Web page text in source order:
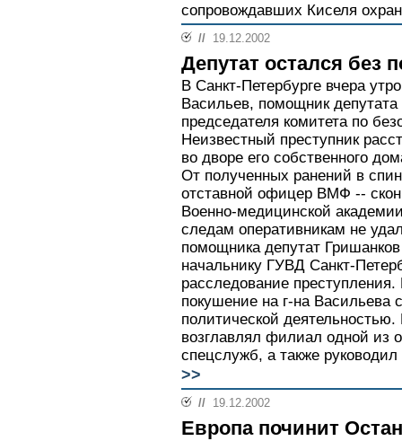
сопровождавших Киселя
// 19.12.2002
Депутат остался без
В Санкт-Петербурге вчера
Васильев, помощник
председателя комитета по
Неизвестный преступник
во дворе его собственного
От полученных ранений в
отставной офицер ВМФ --
Военно-медицинской
следам оперативникам не
помощника депутат
начальнику ГУВД Санкт-
расследование
покушение на г-на Васильева
политической
возглавлял филиал одной из
спецслужб, а также
>>
// 19.12.2002
Европа починит